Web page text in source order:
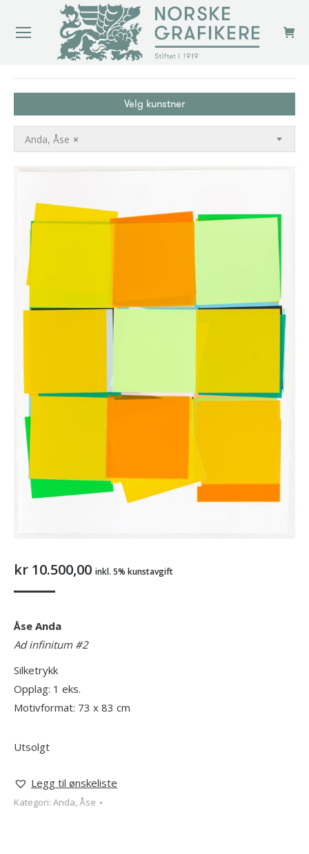
Velg kunstner
×
Anda, Åse
kr 10.500,00 inkl. 5% kunstavgift
Åse Anda
Ad infinitum #2
Silketrykk
Opplag: 1 eks.
Motivformat: 73 x 83 cm
Utsolgt
Legg til ønskeliste
Kategori: Anda, Åse